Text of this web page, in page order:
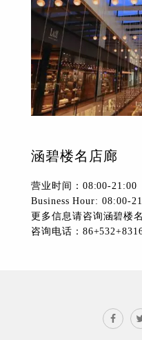
涵碧楼名店廊
营业时间：08:00-21:00
Business Hour: 08:00-
更多信息请咨询涵碧楼
咨询电话：